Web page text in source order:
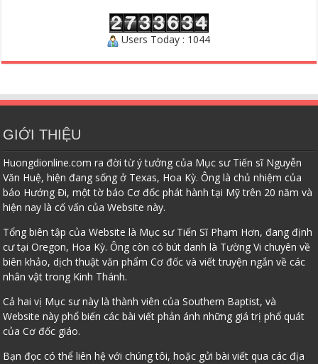
Users Today : 1044
GIỚI THIỆU
Huongdionline.com ra đời từ ý tưởng của Mục sư Tiến sĩ Nguyễn
Văn Huệ, hiện đang sống ở Texas, Hoa Kỳ. Ông là chủ nhiệm của
báo Hướng Đi, một tờ báo Cơ đốc phát hành tại Mỹ trên 20 năm và
hiện nay là cố vấn của Website này.
Tổng biên tập của Website là Mục sư Tiến Sĩ Phạm Hơn, đang định
cư tại Oregon, Hoa Kỳ. Ông còn có bút danh là Tường Vi chuyên về
biên khảo, dịch thuật văn phẩm Cơ đốc và viết truyện ngắn về các
nhân vật trong Kinh Thánh.
Cả hai vị Mục sư này là thành viên của Southern Baptist, và
Website này phổ biến các bài viết phản ánh những giá trị phổ quát
của Cơ đốc giáo.
Bạn đọc có thể liên hệ với chúng tôi, hoặc gửi bài viết qua các địa